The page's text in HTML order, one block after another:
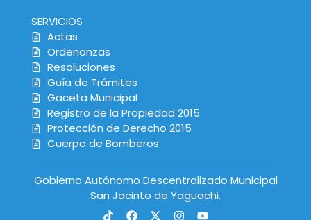
SERVICIOS
Actas
Ordenanzas
Resoluciones
Guía de Trámites
Gaceta Municipal
Registro de la Propiedad 2015
Protección de Derecho 2015
Cuerpo de Bomberos
Gobierno Autónomo Descentralizado Municipal
San Jacinto de Yaguachi.